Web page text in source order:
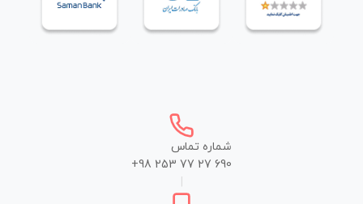
شماره تماس
+98 253 77 27 690